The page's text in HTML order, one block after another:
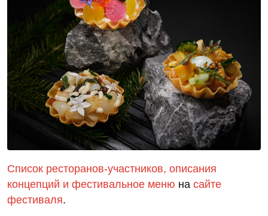
Список ресторанов-участников, описания
концепций и фестивальное меню на сайте
фестиваля.